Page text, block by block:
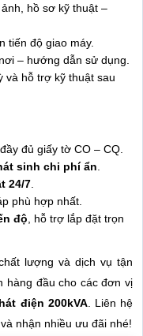
hồ sơ kỹ thuật –
tiến độ giao máy.
– hướng dẫn sử dụng.
và hỗ trợ kỹ thuật sau
đầy đủ giấy tờ CO – CQ.
sinh chi phí ẩn
24/7
phù hợp nhất.
độ , hỗ trợ lắp đặt trọn
lượng và dịch vụ tận
hàng đầu cho các đơn vị
điện 200kVA. Liên hệ
nhận nhiều ưu đãi nhé!